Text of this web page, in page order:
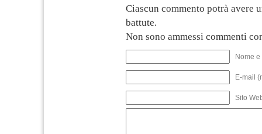
Ciascun commento potrà avere
battute.
Non sono ammessi commenti
Nome
E-mail
Sito